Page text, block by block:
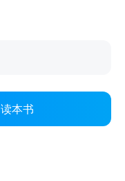
本书